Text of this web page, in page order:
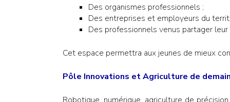
Des organismes professionnels ;
Des entreprises et employeurs du
Des professionnels venus partager
Cet espace permettra aux jeunes de mieux
Pôle Innovations et Agriculture de